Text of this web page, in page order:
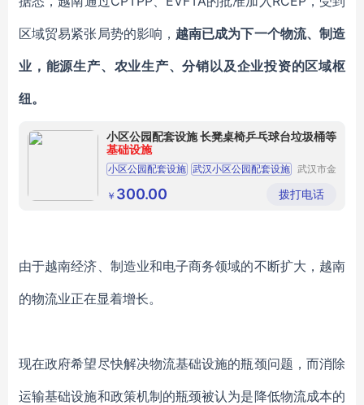
区域贸易紧张局势的影响， 越南已成为下一个物流、 制造
业，能源生产、 农业生产、分销以及企业投资的区域枢
纽。
小区公园配套设施 长凳桌椅乒乓球台垃圾桶等
基础设施
小区公园配套设施 武汉小区公园配套设施
各种小区基础设施
小区公园
武汉市金
体游乐设
备有限公
￥ 300.00 拨打电话
由于越南经济、制造业和电子商务领域的不断扩大，越南
的物流业正在显着增长。
现在政府希望尽快解决物流基础设施的瓶颈问题，而消除
运输基础设施和政策机制的瓶颈被认为是降低物流成本的